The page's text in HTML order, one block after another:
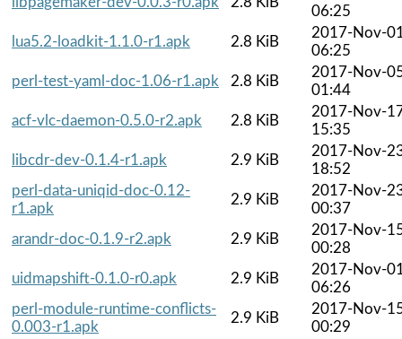
06:25
lua5.2-loadkit-1.1.0-r1.apk
2.8 KiB
2017-Nov-
06:25
perl-test-yaml-doc-1.06-r1.apk
2.8 KiB
2017-Nov-
01:44
acf-vlc-daemon-0.5.0-r2.apk
2.8 KiB
2017-Nov-
15:35
libcdr-dev-0.1.4-r1.apk
2.9 KiB
2017-Nov-
18:52
perl-data-uniqid-doc-0.12-
r1.apk
2.9 KiB
2017-Nov-
00:37
arandr-doc-0.1.9-r2.apk
2.9 KiB
2017-Nov-
00:28
uidmapshift-0.1.0-r0.apk
2.9 KiB
2017-Nov-
06:26
perl-module-runtime-conflicts-
0.003-r1.apk
2.9 KiB
2017-Nov-
00:29